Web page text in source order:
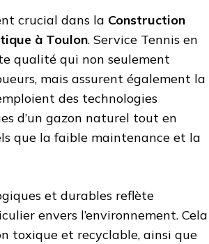
crucial dans la Construction
à Toulon. Service Tennis en
qualité qui non seulement
mais assurent également la
des technologies
d’un gazon naturel tout en
que la faible maintenance et la
et durables reflète
envers l’environnement. Cela
toxique et recyclable, ainsi que